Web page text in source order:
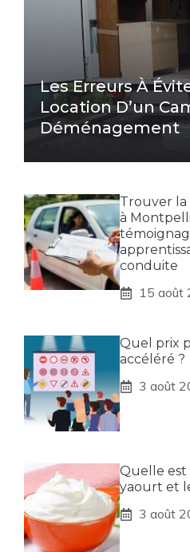
Les Erreurs À
Location D’un
Déménagement
Trouver
à
conduite
15 août
Quel prix
accéléré ?
3 août
Quelle
yaourt et
3 août